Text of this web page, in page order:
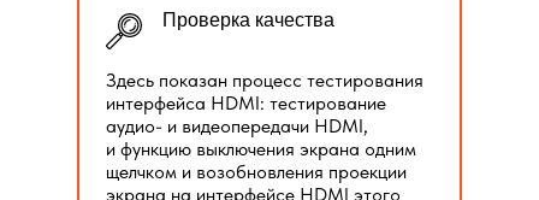
Проверка качества
Здесь показан процесс тестирования
интерфейса HDMI: тестирование
аудио- и видеопередачи HDMI,
и функцию выключения экрана одним
щелчком и возобновления проекции
экрана на интерфейсе HDMI этого